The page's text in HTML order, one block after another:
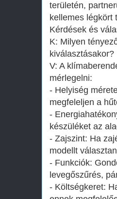
területén,
kellemes légkört
Kérdések és
K: Milyen
kiválasztásakor?
V: A
mérlegelni:
- Helyiség
megfeleljen a
-
készüléket az
- Zajszint: Ha
modellt
- Funkciók:
levegőszűrés,
- Költségkeret: